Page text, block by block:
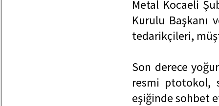
Metal Kocaeli
Kurulu Başkanı
tedarikçileri,
Son derece
resmi ptotokol,
eşiğinde sohbet